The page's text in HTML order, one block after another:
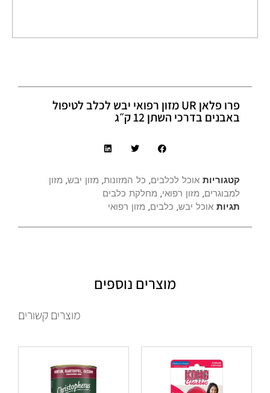
פרו פלאן UR מזון רפואי יבש לכלב לטיפול
באבנים בדרכי השתן 12 ק״ג
קטגוריות אוכל לכלבים, כל המזונות, מזון יבש, מזון
למבוגרים, מזון רפואי, מחלקת כלבים
תגיות אוכל יבש, כלבים, מזון רפואי
מוצרים נוספים
מוצרים קשורים